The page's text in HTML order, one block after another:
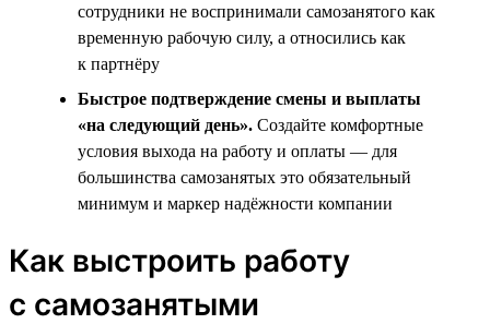
сотрудники не воспринимали самозанятого как
временную рабочую силу, а относились как
к партнёру
Быстрое подтверждение смены и выплаты
«на следующий день». Создайте комфортные
условия выхода на работу и оплаты — для
большинства самозанятых это обязательный
минимум и маркер надёжности компании
Как выстроить работу
с самозанятыми